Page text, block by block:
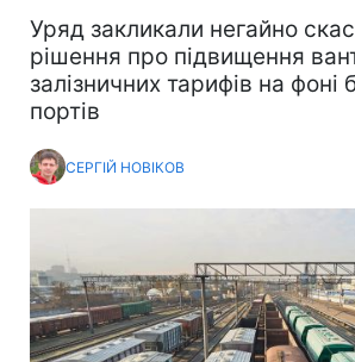
Уряд закликали негайно
рішення про підвищення
залізничних тарифів на фоні
портів
СЕРГІЙ НОВІКОВ